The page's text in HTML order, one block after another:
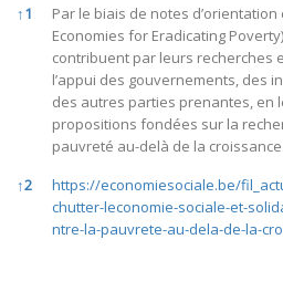
References
↑1
Par le biais de notes d’orientation
Economies for Eradicating
contribuent par leurs recherches
l’appui des gouvernements, des
des autres parties prenantes, en
propositions fondées sur la
pauvreté au-delà de la croissance.
↑2
https://economiesociale.be/
chutter-leconomie-sociale-et-
ntre-la-pauvrete-au-dela-de-la-